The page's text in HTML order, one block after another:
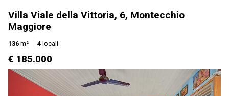
Villa Viale della Vittoria, 6, Montecchio
Maggiore
136 m² 4 locali
€ 185.000